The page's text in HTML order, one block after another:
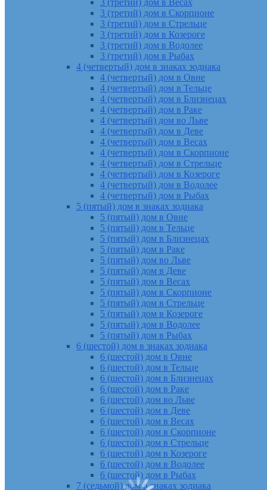
3 (третий) дом в Весах
3 (третий) дом в Скорпионе
3 (третий) дом в Стрельце
3 (третий) дом в Козероге
3 (третий) дом в Водолее
3 (третий) дом в Рыбах
4 (четвертый) дом в знаках зодиака
4 (четвертый) дом в Овне
4 (четвертый) дом в Тельце
4 (четвертый) дом в Близнецах
4 (четвертый) дом в Раке
4 (четвертый) дом во Льве
4 (четвертый) дом в Деве
4 (четвертый) дом в Весах
4 (четвертый) дом в Скорпионе
4 (четвертый) дом в Стрельце
4 (четвертый) дом в Козероге
4 (четвертый) дом в Водолее
4 (четвертый) дом в Рыбах
5 (пятый) дом в знаках зодиака
5 (пятый) дом в Овне
5 (пятый) дом в Тельце
5 (пятый) дом в Близнецах
5 (пятый) дом в Раке
5 (пятый) дом во Льве
5 (пятый) дом в Деве
5 (пятый) дом в Весах
5 (пятый) дом в Скорпионе
5 (пятый) дом в Стрельце
5 (пятый) дом в Козероге
5 (пятый) дом в Водолее
5 (пятый) дом в Рыбах
6 (шестой) дом в знаках зодиака
6 (шестой) дом в Овне
6 (шестой) дом в Тельце
6 (шестой) дом в Близнецах
6 (шестой) дом в Раке
6 (шестой) дом во Льве
6 (шестой) дом в Деве
6 (шестой) дом в Весах
6 (шестой) дом в Скорпионе
6 (шестой) дом в Стрельце
6 (шестой) дом в Козероге
6 (шестой) дом в Водолее
6 (шестой) дом в Рыбах
7 (седьмой) дом в знаках зодиака